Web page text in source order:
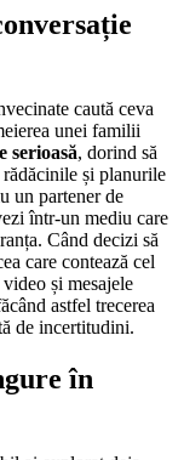
caută ceva
unei familii
serioasă, dorind să
și planurile
un partener de
într-un mediu care
Când decizi să
care contează cel
și mesajele
astfel trecerea
de incertitudini.
în